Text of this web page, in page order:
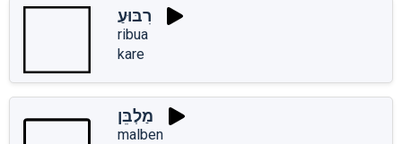
רִבּוּעַ
ribua
kare
מַלְבֵּן
malben